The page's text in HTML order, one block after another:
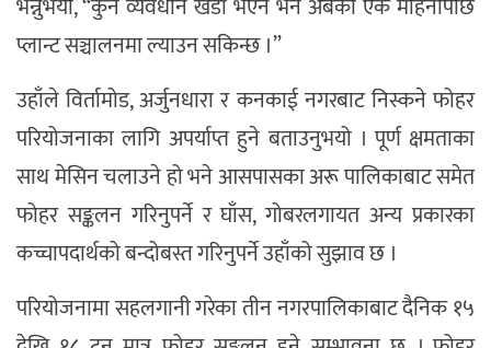
भन्नुभयो, “कुनै व्यवधान खडा भएन भने अबको एक महिनापछि
प्लान्ट सञ्चालनमा ल्याउन सकिन्छ ।”
उहाँले विर्तामोड, अर्जुनधारा र कनकाई नगरबाट निस्कने फोहर
परियोजनाका लागि अपर्याप्त हुने बताउनुभयो । पूर्ण क्षमताका
साथ मेसिन चलाउने हो भने आसपासका अरू पालिकाबाट समेत
फोहर सङ्कलन गरिनुपर्ने र घाँस, गोबरलगायत अन्य प्रकारका
कच्चापदार्थको बन्दोबस्त गरिनुपर्ने उहाँको सुझाव छ ।
परियोजनामा सहलगानी गरेका तीन नगरपालिकाबाट दैनिक १५